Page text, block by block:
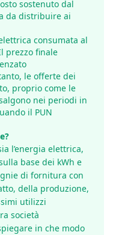
sostenuto dal
da distribuire ai
consumata al
prezzo finale
le offerte dei
proprio come le
nei periodi in
il PUN
l’energia elettrica,
base dei kWh e
di fornitura con
della produzione,
utilizzi
società
in che modo